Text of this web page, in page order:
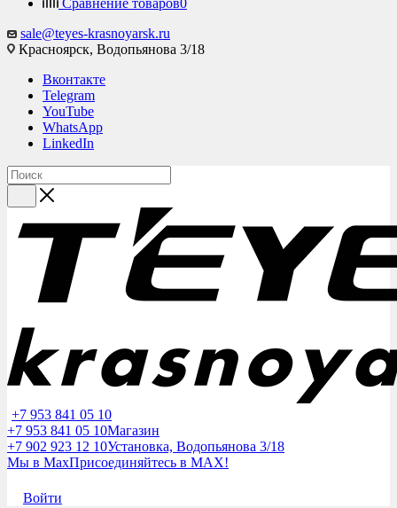
Сравнение товаров0
sale@teyes-krasnoyarsk.ru
Красноярск, Водопьянова 3/18
Вконтакте
Telegram
YouTube
WhatsApp
LinkedIn
+7 953 841 05 10
+7 953 841 05 10Магазин
+7 902 923 12 10Установка, Водопьянова 3/18
Мы в MaxПрисоединяйтесь в MAX!
Войти